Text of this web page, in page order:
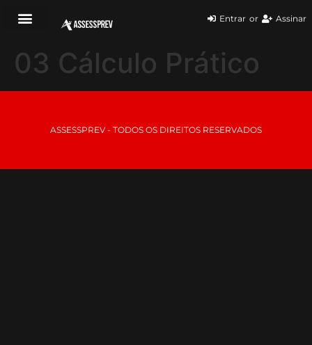
Entrar or Assinar
03 Cálculo Prático
ASSESSPREV - TODOS OS DIREITOS RESERVADOS